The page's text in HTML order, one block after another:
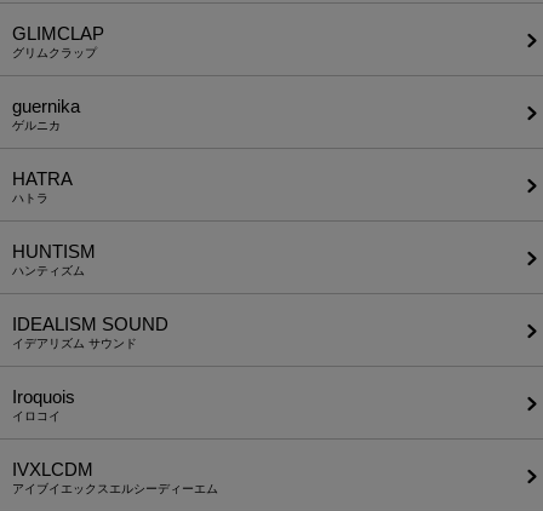
GLIMCLAP
グリムクラップ
guernika
ゲルニカ
HATRA
ハトラ
HUNTISM
ハンティズム
IDEALISM SOUND
イデアリズム サウンド
Iroquois
イロコイ
IVXLCDM
アイブイエックスエルシーディーエム